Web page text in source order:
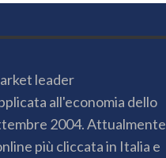
leader
all'economia dello
2004. Attualmente
più cliccata in Italia e